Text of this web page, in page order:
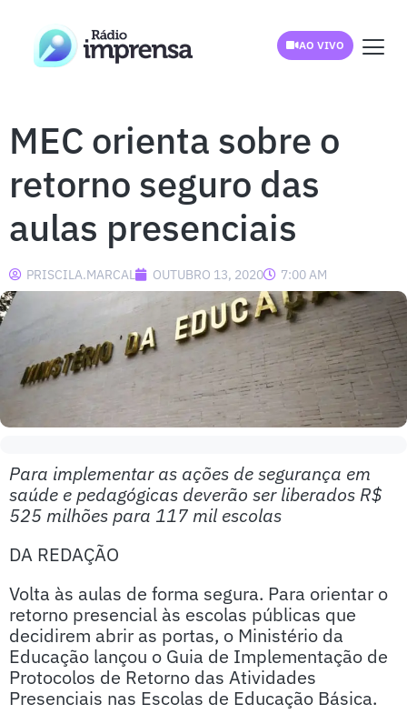
AO VIVO
MEC orienta sobre o
retorno seguro das
aulas presenciais
PRISCILA.MARCAL OUTUBRO 13, 2020 7:00 AM
Para implementar as ações de segurança em
saúde e pedagógicas deverão ser liberados R$
525 milhões para 117 mil escolas
DA REDAÇÃO
Volta às aulas de forma segura. Para orientar o
retorno presencial às escolas públicas que
decidirem abrir as portas, o Ministério da
Educação lançou o Guia de Implementação de
Protocolos de Retorno das Atividades
Presenciais nas Escolas de Educação Básica.